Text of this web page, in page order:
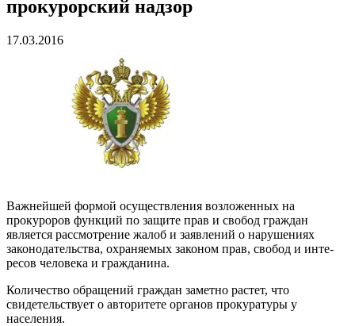
прокурорский надзор
17.03.2016
Важнейшей формой осуществления возло­женных на
прокуроров функций по защите прав и свобод граждан
является рассмотрение жа­лоб и заявлений о нарушениях
законодатель­ства, охраняемых законом прав, свобод и инте­
ресов человека и гражданина.
Количество обращений граждан заметно растет, что
свидетельствует о авторитете орга­нов прокуратуры у
населения.